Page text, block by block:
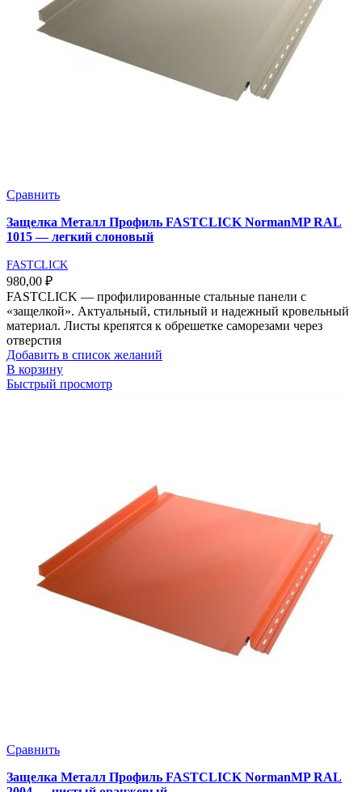
Сравнить
Защелка Металл Профиль FASTCLICK NormanMP RAL
1015 — легкий слоновый
FASTCLICK
980,00 ₽
FASTCLICK — профилированные стальные панели с
«защелкой». Актуальный, стильный и надежный кровельный
материал. Листы крепятся к обрешетке саморезами через
отверстия
Добавить в список желаний
В корзину
Быстрый просмотр
Сравнить
Защелка Металл Профиль FASTCLICK NormanMP RAL